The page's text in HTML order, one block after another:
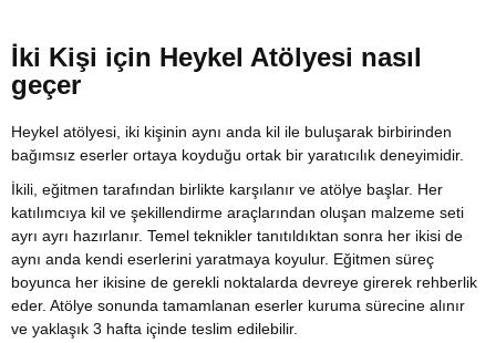
İki Kişi için Heykel Atölyesi nasıl
geçer
Heykel atölyesi, iki kişinin aynı anda kil ile buluşarak birbirinden
bağımsız eserler ortaya koyduğu ortak bir yaratıcılık deneyimidir.
İkili, eğitmen tarafından birlikte karşılanır ve atölye başlar. Her
katılımcıya kil ve şekillendirme araçlarından oluşan malzeme seti
ayrı ayrı hazırlanır. Temel teknikler tanıtıldıktan sonra her ikisi de
aynı anda kendi eserlerini yaratmaya koyulur. Eğitmen süreç
boyunca her ikisine de gerekli noktalarda devreye girerek rehberlik
eder. Atölye sonunda tamamlanan eserler kuruma sürecine alınır
ve yaklaşık 3 hafta içinde teslim edilebilir.